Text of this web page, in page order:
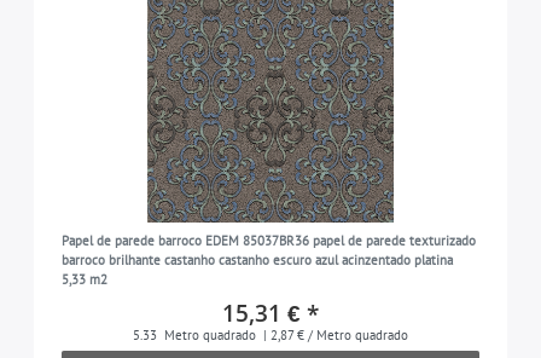
Papel de parede barroco EDEM 85037BR36 papel de parede texturizado
barroco brilhante castanho castanho escuro azul acinzentado platina
5,33 m2
15,31 € *
5.33 Metro quadrado | 2,87 € / Metro quadrado